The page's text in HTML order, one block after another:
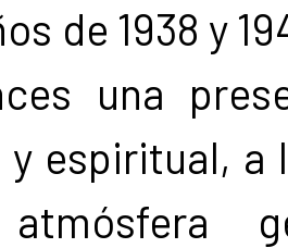
de 1938 y
una
espiritual, a